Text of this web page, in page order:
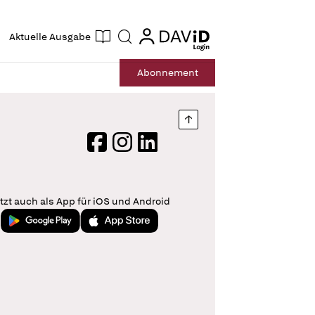
Aktuelle Ausgabe Suche login
login
Abonnement
Nach oben springen
FacebookInstagram
LinkedIn
auch als App für iOS und Android
Jetzt bei Google PlayLaden im App Store